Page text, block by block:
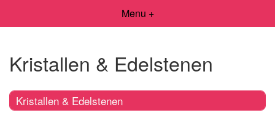
Menu +
Kristallen & Edelstenen
Kristallen & Edelstenen